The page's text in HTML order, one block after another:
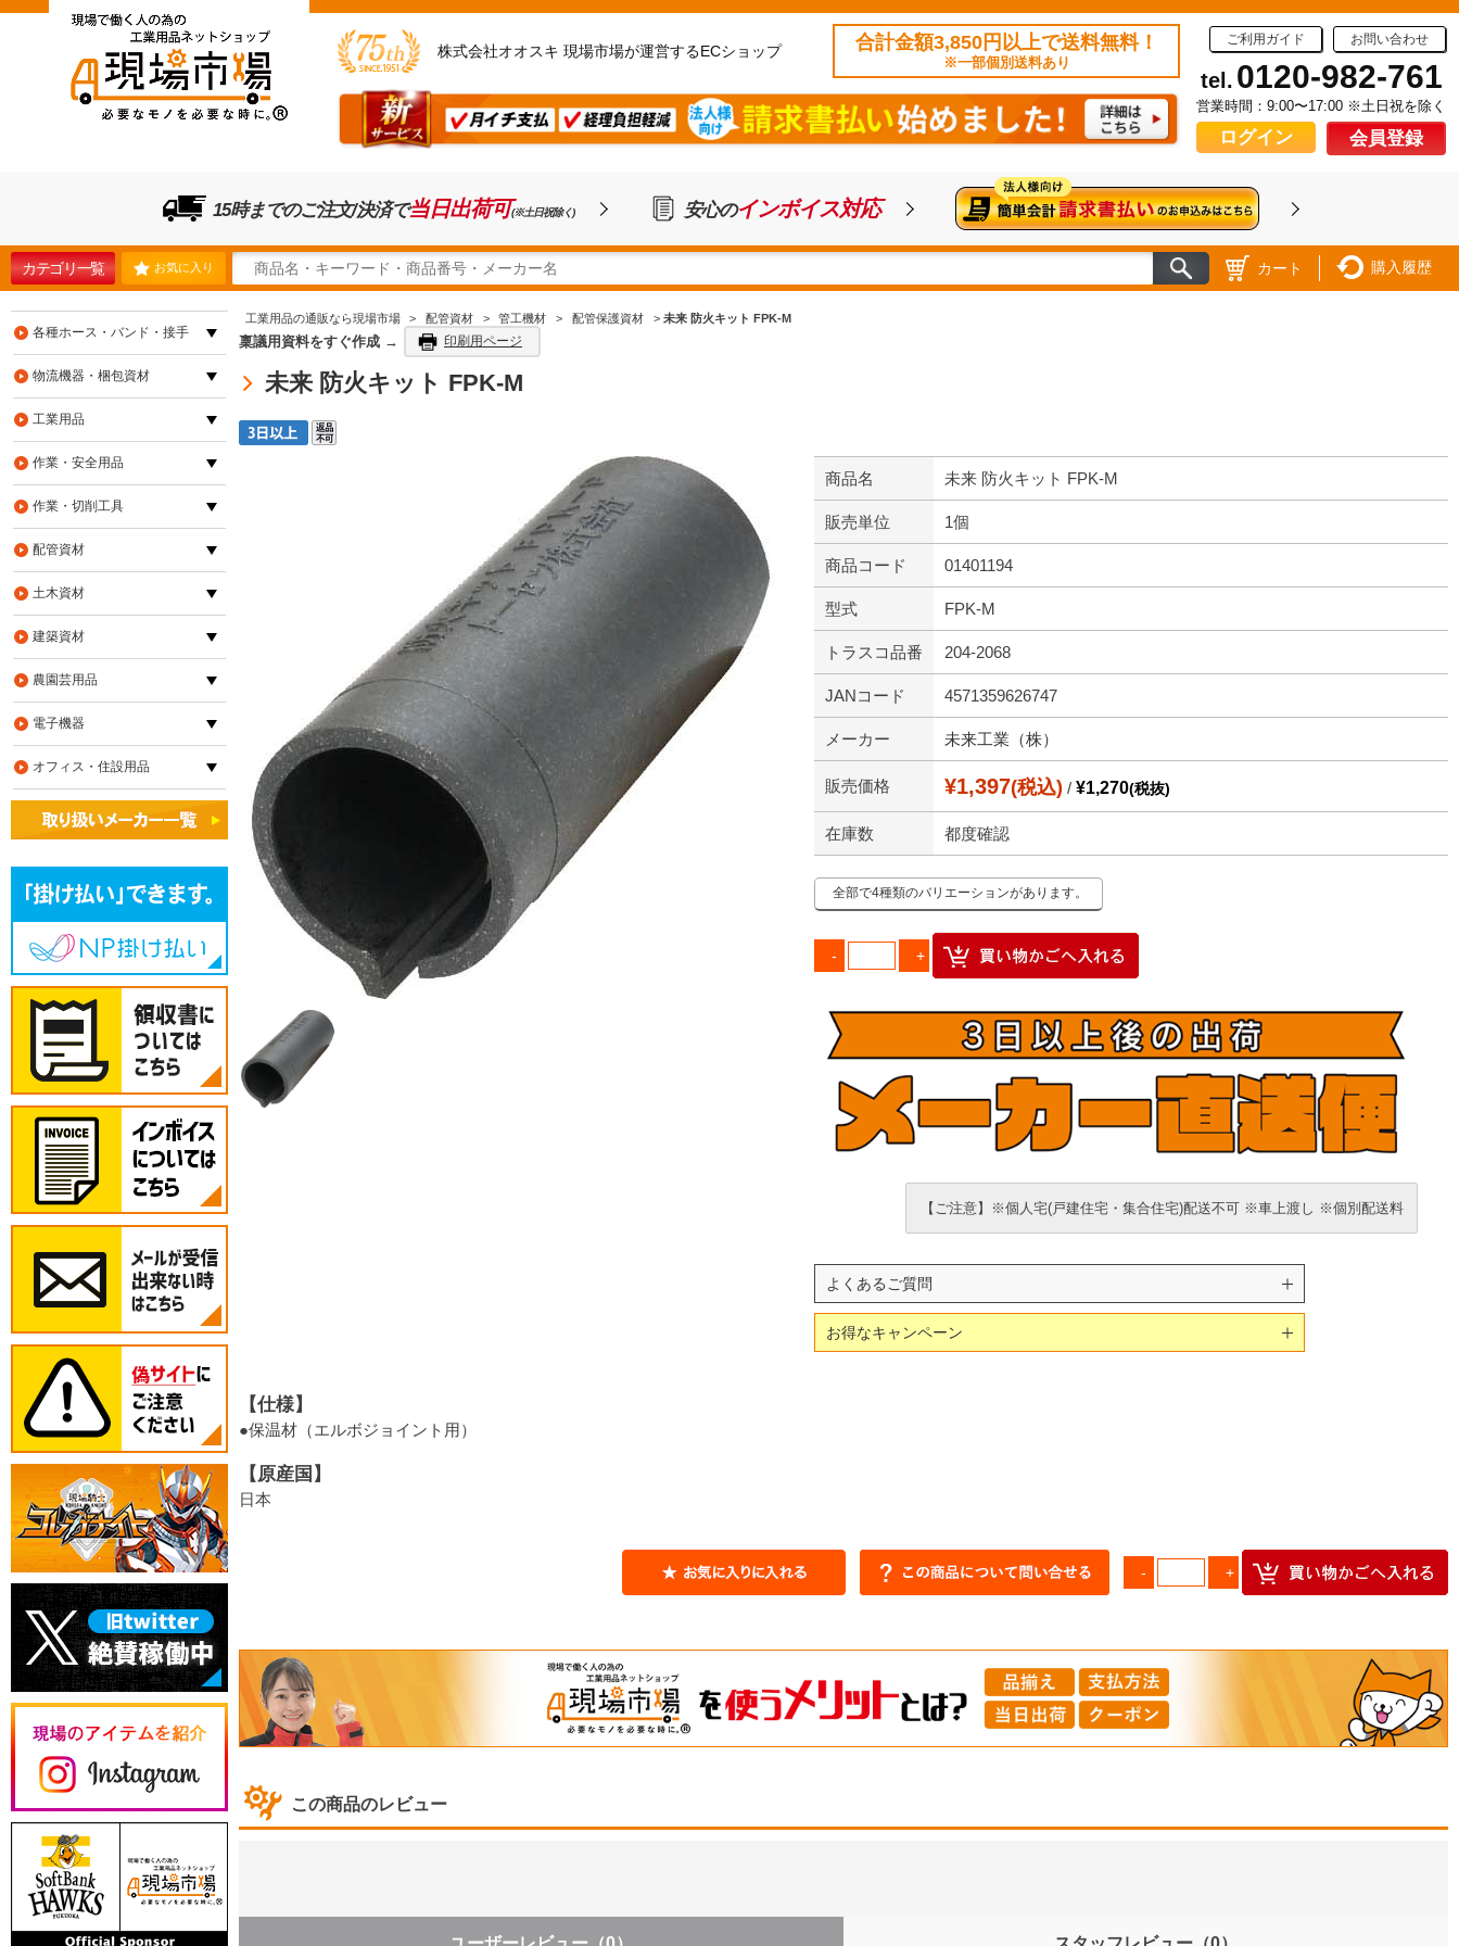
株式会社オオスキ 現場市場が運営するECショップ 合計金額3,850円以上で送料無料！
※一部個別送料あり
ご利用ガイド お問い合わせ
tel. 0120-982-761
営業時間：9:00〜17:00 ※土日祝を除く
ログイン 会員登録
15時までのご注文/決済で当日出荷可(※土日祝除く) 安心のインボイス対応
カテゴリ一覧 お気に入り カート 購入履歴
工業用品の通販なら現場市場 > 配管資材 > 管工機材 > 配管保護資材 > 未来 防火キット FPK-M
稟議用資料をすぐ作成 → 印刷用ページ
未来 防火キット FPK-M
商品名 未来 防火キット FPK-M
販売単位 1個
商品コード 01401194
型式 FPK-M
トラスコ品番 204-2068
JANコード 4571359626747
メーカー 未来工業（株）
販売価格 ¥1,397(税込) / ¥1,270(税抜)
在庫数 都度確認
全部で4種類のバリエーションがあります。
【ご注意】※個人宅(戸建住宅・集合住宅)配送不可 ※車上渡し ※個別配送料
よくあるご質問
お得なキャンペーン
【仕様】
●保温材（エルボジョイント用）
【原産国】
日本
この商品のレビュー
各種ホース・バンド・接手
物流機器・梱包資材
工業用品
作業・安全用品
作業・切削工具
配管資材
土木資材
建築資材
農園芸用品
電子機器
オフィス・住設用品